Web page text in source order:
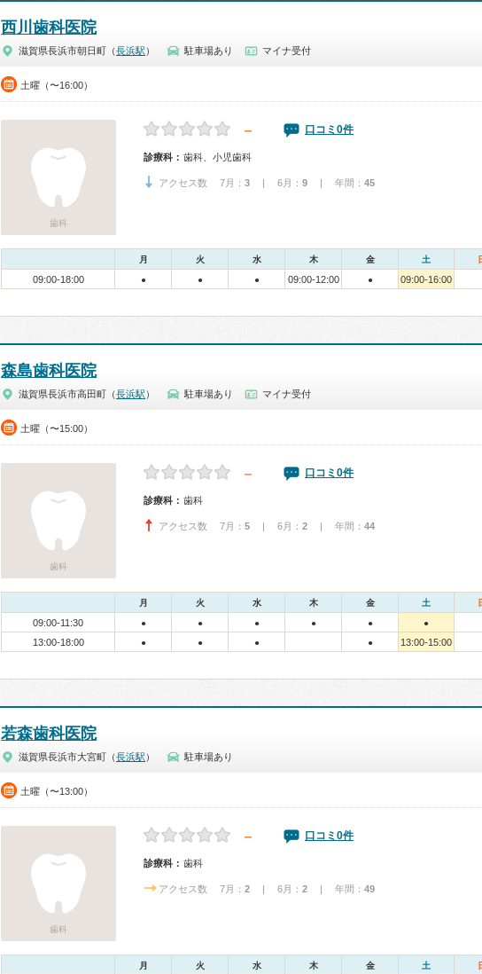
西川歯科医院
滋賀県長浜市朝日町（長浜駅 ） 駐車場あり マイナ受付
土曜（〜16:00）
歯科
－ 口コミ0件
診療科： 歯科、小児歯科
アクセス数 7月： 3 | 6月： 9 | 年間： 45
月 火 水 木 金 土
09:00-18:00 ● ● ● 09:00-12:00 ● 09:00-16:00
森島歯科医院
滋賀県長浜市高田町（長浜駅 ） 駐車場あり マイナ受付
土曜（〜15:00）
歯科
－ 口コミ0件
診療科： 歯科
アクセス数 7月： 5 | 6月： 2 | 年間： 44
月 火 水 木 金 土
09:00-11:30 ● ● ● ● ● ●
13:00-18:00 ● ● ● ● 13:00-15:00
若森歯科医院
滋賀県長浜市大宮町（長浜駅 ） 駐車場あり
土曜（〜13:00）
歯科
－ 口コミ0件
診療科： 歯科
アクセス数 7月： 2 | 6月： 2 | 年間： 49
月 火 水 木 金 土